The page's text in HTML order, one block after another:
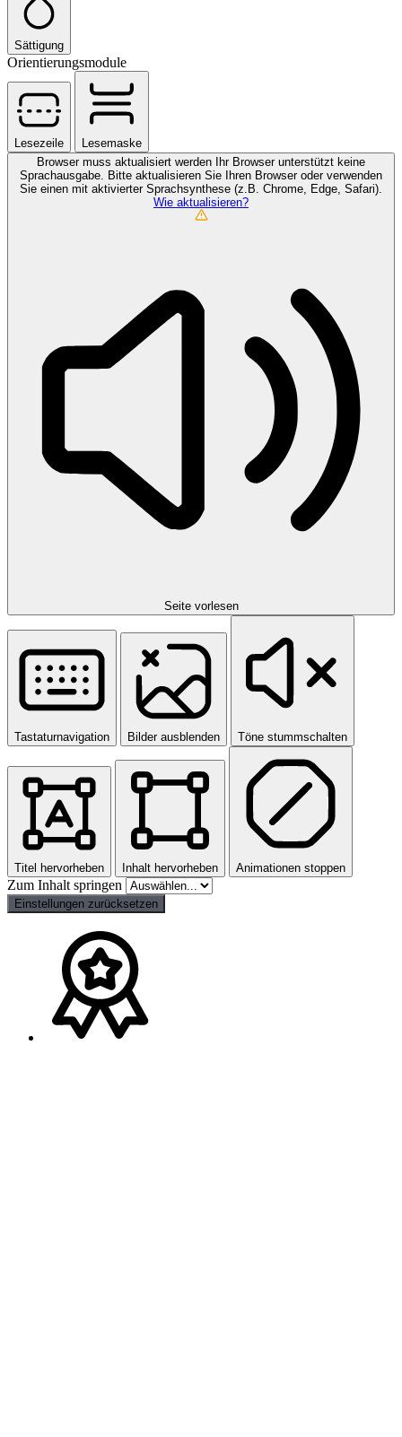
Sättigung
Orientierungsmodule
Lesezeile
Lesemaske
Browser muss aktualisiert werden
Ihr Browser unterstützt keine
Sprachausgabe. Bitte aktualisieren Sie Ihren Browser oder verwenden
Sie einen mit aktivierter Sprachsynthese (z.B. Chrome, Edge, Safari).
Wie aktualisieren?
Seite vorlesen
Tastaturnavigation Bilder ausblenden Töne stummschalten
Titel hervorheben Inhalt hervorheben Animationen stoppen
Zum Inhalt springen
Einstellungen zurücksetzen